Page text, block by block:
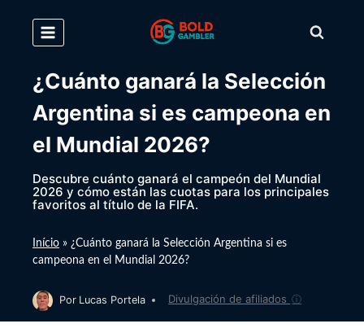
content
¿Cuánto ganará la Selección
Argentina si es campeona en
el Mundial 2026?
Descubre cuánto ganará el campeón del Mundial
2026 y cómo están las cuotas para los principales
favoritos al título de la FIFA.
Início » ¿Cuánto ganará la Selección Argentina si es
campeona en el Mundial 2026?
Por Lucas Portela Divulgación de afiliados ⓘ